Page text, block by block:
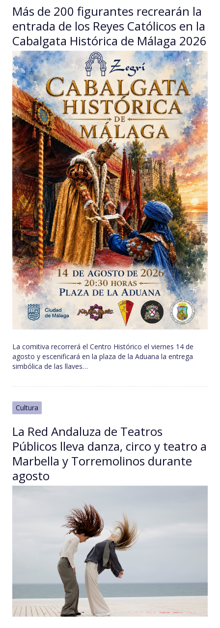
Más de 200 figurantes recrearán la
entrada de los Reyes Católicos en la
Cabalgata Histórica de Málaga 2026
La comitiva recorrerá el Centro Histórico el viernes 14 de
agosto y escenificará en la plaza de la Aduana la entrega
simbólica de las llaves…
Cultura
La Red Andaluza de Teatros
Públicos lleva danza, circo y teatro a
Marbella y Torremolinos durante
agosto